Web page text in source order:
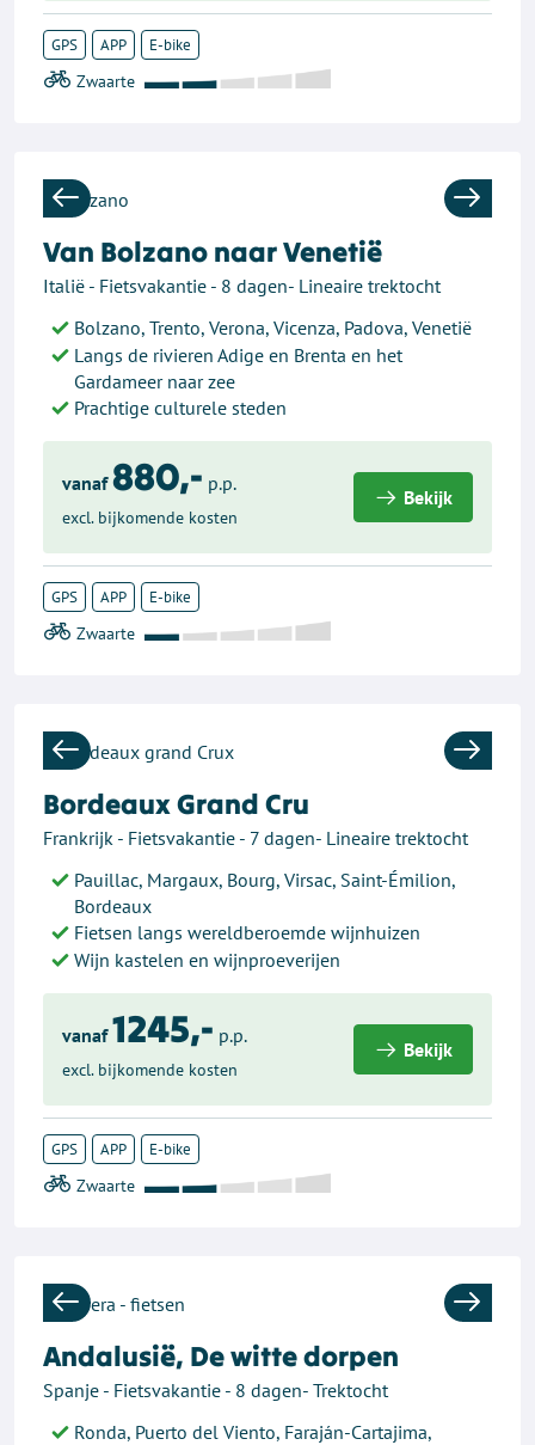
GPS APP E-bike
Previous Next
Van Bolzano naar Venetië
Italië - Fietsvakantie - 8 dagen- Lineaire trektocht
Bolzano, Trento, Verona, Vicenza, Padova, Venetië
Langs de rivieren Adige en Brenta en het
Gardameer naar zee
Prachtige culturele steden
vanaf 880,- p.p.
excl. bijkomende kosten
Bekijk
GPS APP E-bike
Previous Next
Bordeaux Grand Cru
Frankrijk - Fietsvakantie - 7 dagen- Lineaire trektocht
Pauillac, Margaux, Bourg, Virsac, Saint-Émilion,
Bordeaux
Fietsen langs wereldberoemde wijnhuizen
Wijn kastelen en wijnproeverijen
vanaf 1245,- p.p.
excl. bijkomende kosten
Bekijk
GPS APP E-bike
Previous Next
Andalusië, De witte dorpen
Spanje - Fietsvakantie - 8 dagen- Trektocht
Ronda, Puerto del Viento, Faraján-Cartajima,